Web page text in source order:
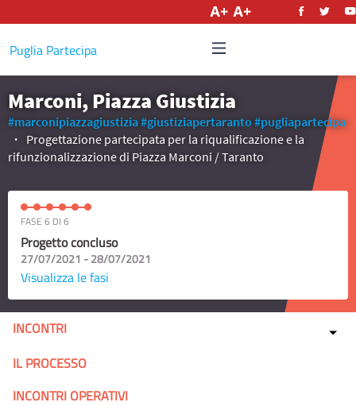
Puglia Partecipa
Marconi, Piazza Giustizia
#marconipiazzagiustizia#giustiziapertaranto #pugliapartecipa
Progettazione partecipata per la riqualificazione e la
rifunzionalizzazione di Piazza Marconi / Taranto
FASE 6 DI 6
Progetto concluso
27/07/2021 - 28/07/2021
Visualizza le fasi
INCONTRI
IL PROCESSO
INCONTRI OPERATIVI